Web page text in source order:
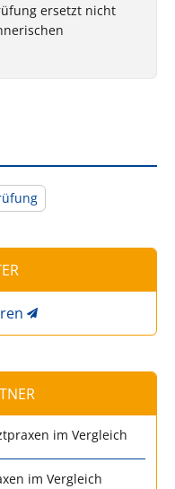
ersetzt nicht
im Vergleich
im Vergleich